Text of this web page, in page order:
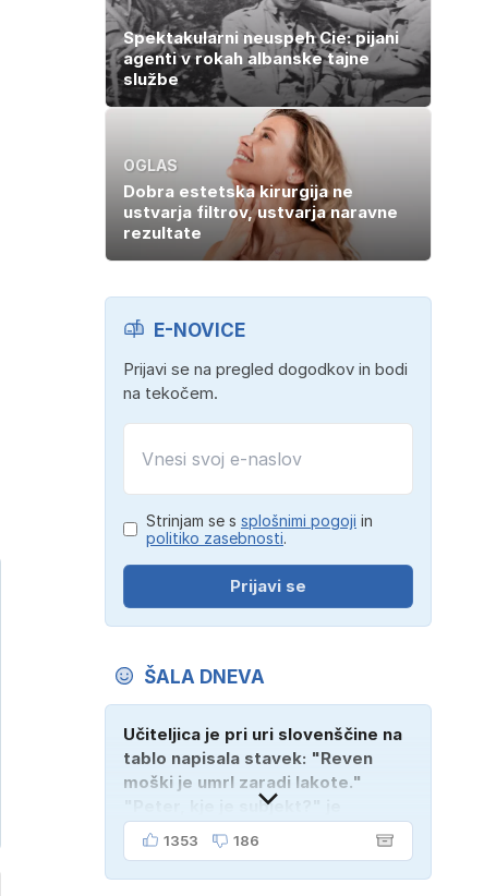
Spektakularni neuspeh Cie: pijani
agenti v rokah albanske tajne
službe
OGLAS
Dobra estetska kirurgija ne
ustvarja filtrov, ustvarja naravne
rezultate
E-NOVICE
Prijavi se na pregled dogodkov in bodi
na tekočem.
Strinjam se s splošnimi pogoji in
politiko zasebnosti.
Prijavi se
ŠALA DNEVA
Učiteljica je pri uri slovenščine na
tablo napisala stavek: "Reven
moški je umrl zaradi lakote."
"Peter, kje je subjekt?" je
vprašala. "Verjetno na
pokopališču!"
1353 186